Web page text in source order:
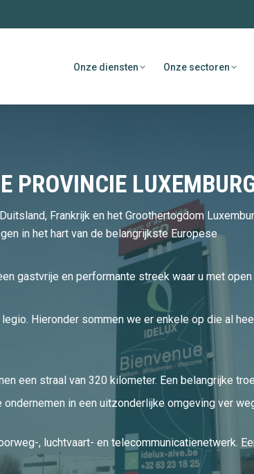
Onze diensten Onze sectoren
PROVINCIE
Frankrijk en het Groothertogdom
in het hart van de belangrijkste Europese
gastvrije en performante streek waar u met open
Hieronder sommen we er enkele op die al
een straal van 320 kilometer. Een belangrijke
in een uitzonderlijke omgeving ver
, luchtvaart- en telecommunicatienetwerk.